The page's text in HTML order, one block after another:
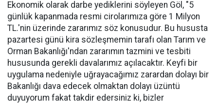
Ekonomik olarak darbe yediklerini söyleyen Göl, "5
günlük kapanmada resmi cirolarımıza göre 1 Milyon
TL.'nin üzerinde zararımız söz konusudur. Bu hususta
pazartesi günü kira sözleşmemin tarafı olan Tarım ve
Orman Bakanlığı'ndan zararımın tazmini ve tesbiti
hususunda gerekli davalarımız açılacaktır. Keyfi bir
uygulama nedeniyle uğrayacağımız zarardan dolayı bir
Bakanlığı dava edecek olmaktan dolayı üzüntü
duyuyorum fakat takdir edersiniz ki, bizler